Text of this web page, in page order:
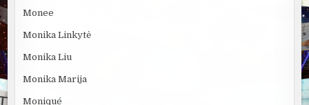
Monee
Monika Linkytė
Monika Liu
Monika Marija
Moniqué